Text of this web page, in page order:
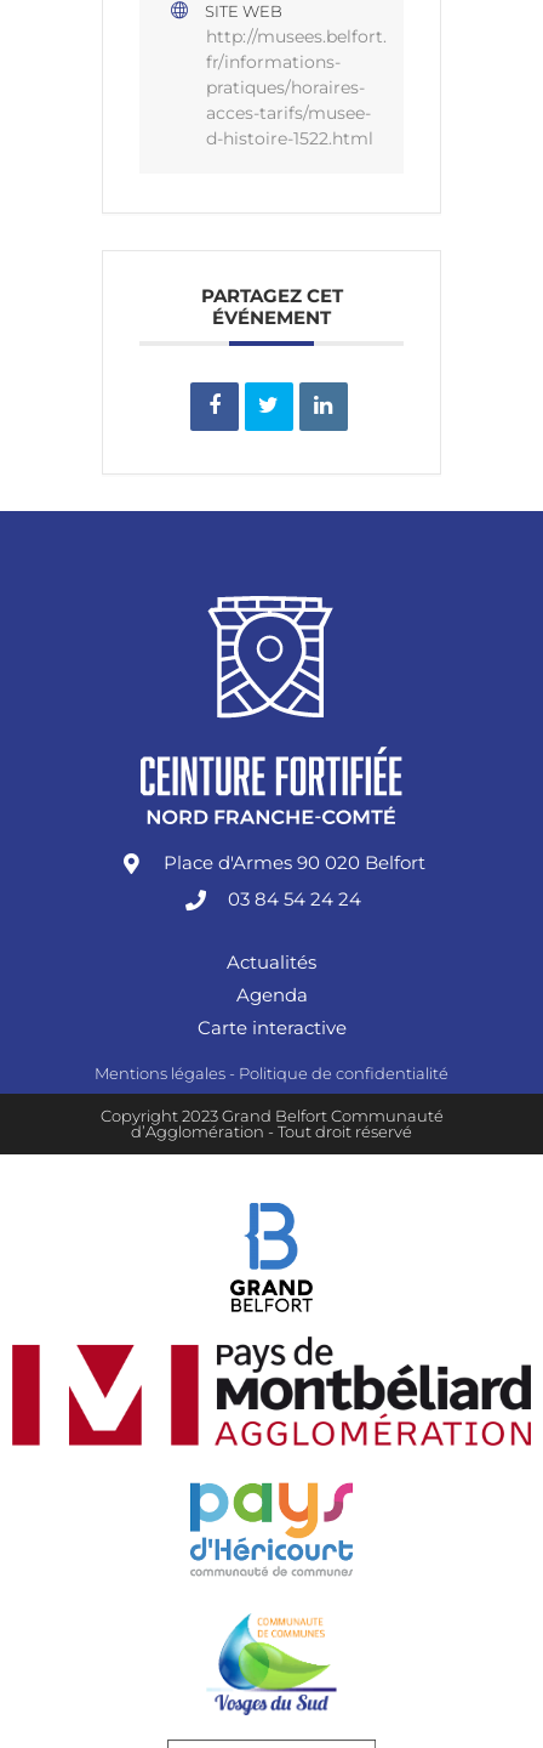
SITE WEB
http://musees.belfort.
fr/informations-
pratiques/horaires-
acces-tarifs/musee-
d-histoire-1522.html
PARTAGEZ CET
ÉVÉNEMENT
Place d'Armes 90 020 Belfort
03 84 54 24 24
Actualités
Agenda
Carte interactive
Mentions légales - Politique de confidentialité
Copyright 2023 Grand Belfort Communauté
d’Agglomération - Tout droit réservé